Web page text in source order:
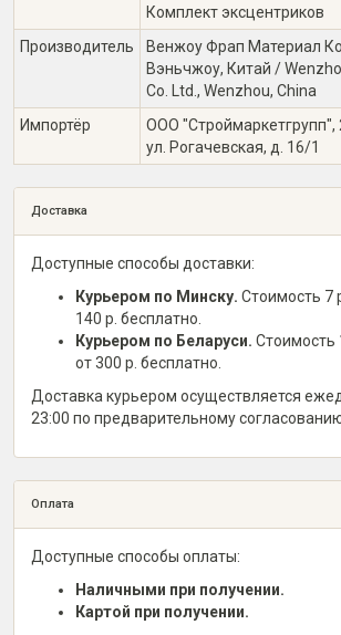
Комплект эксцентриков
Производитель
Венжоу Фрап Материал
Вэньчжоу, Китай /
Co. Ltd., Wenzhou, China
Импортёр
ООО "Строймаркетгрупп",
ул. Рогачевская, д. 16/1
Доставка
Доступные способы доставки:
Курьером по Минску. Стоимость 7
140 р. бесплатно.
Курьером по Беларуси. Стоимость
от 300 р. бесплатно.
Доставка курьером осуществляется
23:00 по предварительному
Оплата
Доступные способы оплаты:
Наличными при получении.
Картой при получении.